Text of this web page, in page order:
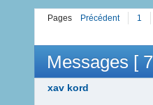
Pages Précédent 1
Messages [
xav kord